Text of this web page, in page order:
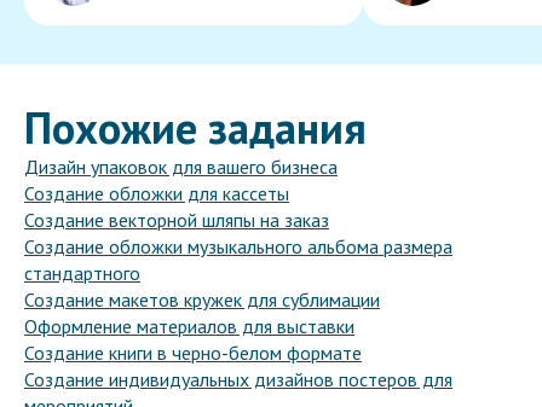
Похожие задания
Дизайн упаковок для вашего бизнеса
Создание обложки для кассеты
Создание векторной шляпы на заказ
Создание обложки музыкального альбома размера
стандартного
Создание макетов кружек для сублимации
Оформление материалов для выставки
Создание книги в черно-белом формате
Создание индивидуальных дизайнов постеров для